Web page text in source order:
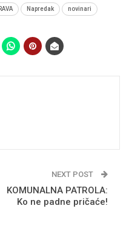
Napredak novinari
NEXT POST
KOMUNALNA PATROLA:
Ko ne padne pričaće!